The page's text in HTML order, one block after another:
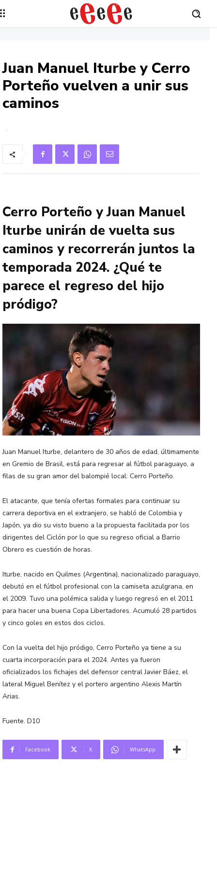
Juan Manuel Iturbe y Cerro
Porteño vuelven a unir sus
caminos
Cerro Porteño y Juan Manuel
Iturbe unirán de vuelta sus
caminos y recorrerán juntos la
temporada 2024. ¿Qué te
parece el regreso del hijo
pródigo?
Juan Manuel Iturbe, delantero de 30 años de edad, últimamente
en Gremio de Brasil, está para regresar al fútbol paraguayo, a
filas de su gran amor del balompié local: Cerro Porteño.
El atacante, que tenía ofertas formales para continuar su
carrera deportiva en el extranjero, se habló de Colombia y
Japón, ya dio su visto bueno a la propuesta facilitada por los
dirigentes del Ciclón por lo que su regreso oficial a Barrio
Obrero es cuestión de horas.
Iturbe, nacido en Quilmes (Argentina), nacionalizado paraguayo,
debutó en el fútbol profesional con la camiseta azulgrana, en
el 2009. Tuvo una polémica salida y luego regresó en el 2011
para hacer una buena Copa Libertadores. Acumuló 28 partidos
y cinco goles en estos dos ciclos.
Con la vuelta del hijo pródigo, Cerro Porteño ya tiene a su
cuarta incorporación para el 2024. Antes ya fueron
oficializados los fichajes del defensor central Javier Báez, el
lateral Miguel Benítez y el portero argentino Alexis Martín
Arias.
Fuente. D10
Facebook X WhatsApp